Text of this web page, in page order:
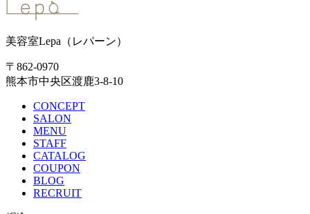
美容室Lepa（レパーン）
〒862-0970
熊本市中央区渡鹿3-8-10
CONCEPT
SALON
MENU
STAFF
CATALOG
COUPON
BLOG
RECRUIT